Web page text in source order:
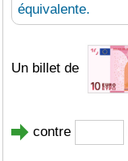
équivalente.
Un billet de
contre